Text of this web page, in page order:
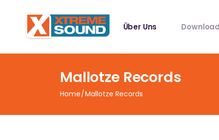
Über Uns
Mallotze
Sampler
Mallotze Records
Home Mallotze Records